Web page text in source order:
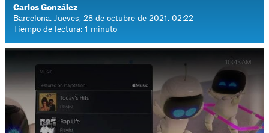
Carlos González
Barcelona. Jueves, 28 de octubre de 2021. 02:22
Tiempo de lectura: 1 minuto